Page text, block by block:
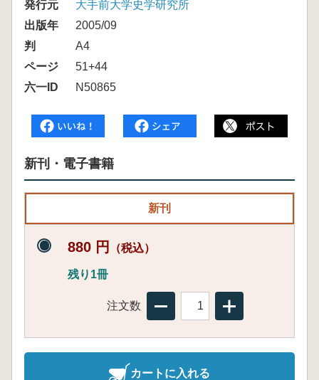
発行元
大手前大学史学研究所
出版年
2005/09
判
A4
ページ
51+44
六一ID
N50865
新刊・電子書籍
新刊
880 円 （税込）
残り1冊
注文数
カートに入れる